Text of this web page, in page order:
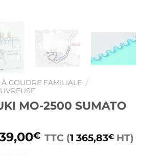
COUDRE FAMILIALE /
MO-2500 SUMATO
€ Le
TTC (1 365,83€ HT)